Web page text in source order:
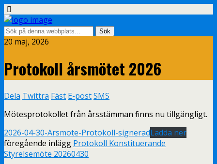
20 maj, 2026
Protokoll årsmötet 2026
Dela Twittra Fäst E-postSMS
Mötesprotokollet från årsstämman finns nu tillgängligt.
2026-04-30-Arsmote-Protokoll-signeradLadda ner
föregående inlägg Protokoll Konstituerande
Styrelsemöte 20260430